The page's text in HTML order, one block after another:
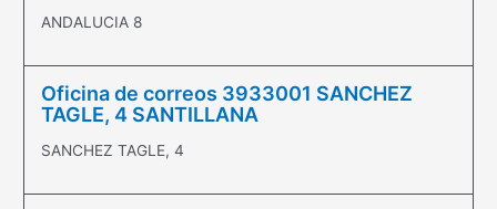
ANDALUCIA 8
Oficina de correos 3933001 SANCHEZ
TAGLE, 4 SANTILLANA
SANCHEZ TAGLE, 4